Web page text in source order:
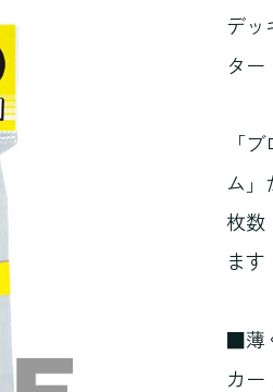
デッ
ター
「
ム」
枚数
ます
■薄
カー